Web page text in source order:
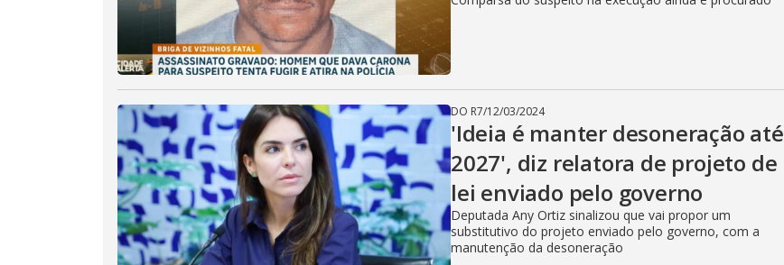
DO R7/12/03/2024
'Ideia é manter desoneração até
2027', diz relatora de projeto de
lei enviado pelo governo
Deputada Any Ortiz sinalizou que vai propor um
substitutivo do projeto enviado pelo governo, com a
manutenção da desoneração